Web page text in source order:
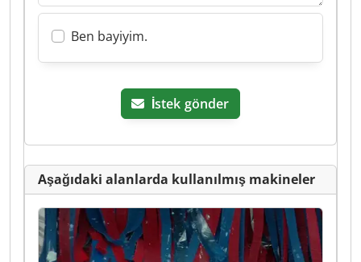
Ben bayiyim.
İstek gönder
Aşağıdaki alanlarda kullanılmış makineler